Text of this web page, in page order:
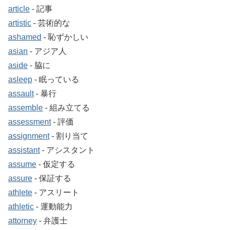
article ‐ 記事
artistic ‐ 芸術的な
ashamed ‐ 恥ずかしい
asian ‐ アジア人
aside ‐ 脇に
asleep ‐ 眠っている
assault‐ 暴行
assemble ‐ 組み立てる
assessment‐ 評価
assignment‐ 割り当て
assistant‐ アシスタント
assume ‐ 仮定する
assure ‐ 保証する
athlete ‐ アスリート
athletic ‐ 運動能力
attorney ‐ 弁護士